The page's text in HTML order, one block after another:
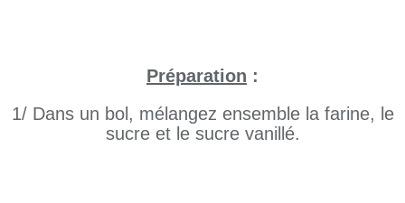
Préparation :
1/ Dans un bol, mélangez ensemble la farine, le
sucre et le sucre vanillé.